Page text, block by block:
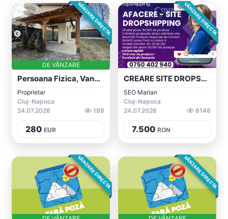
VÂNZARE DIRECTA
DE VÂNZARE
Persoana Fizica, Vand, Casă / Vilă Cu 3...
Proprietar
Cluj-Napoca
24.07.2026
198
280 EUR
VÂNZARE DIRECTA
CREARE SITE DROPSHIPPING – Magento 2 – S...
SEO Marian
Cluj-Napoca
24.07.2026
6148
7.500 RON
VÂNZARE DIRECTA VÂNZARE DIRECTA